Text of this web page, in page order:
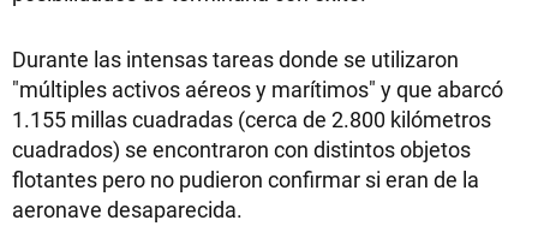
Durante las intensas tareas donde se utilizaron
"múltiples activos aéreos y marítimos" y que abarcó
1.155 millas cuadradas (cerca de 2.800 kilómetros
cuadrados) se encontraron con distintos objetos
flotantes pero no pudieron confirmar si eran de la
aeronave desaparecida.